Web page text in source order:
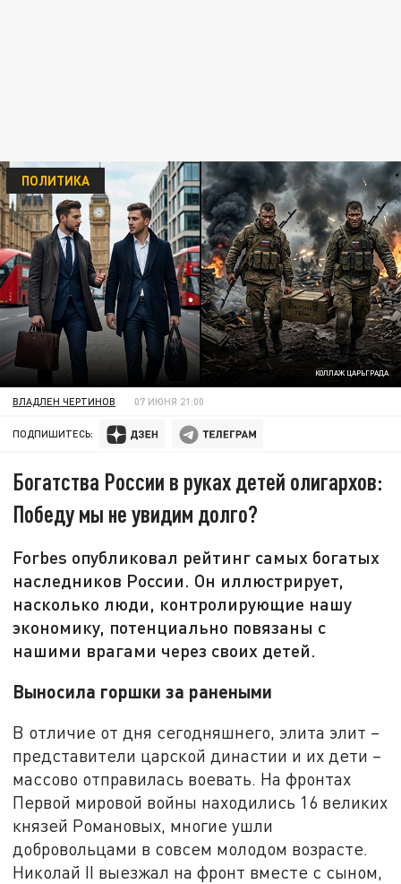
КОЛЛАЖ ЦАРЬГРАДА
ПОЛИТИКА
ВЛАДЛЕН ЧЕРТИНОВ 07 ИЮНЯ 21:00
ПОДПИШИТЕСЬ:
Богатства России в руках детей олигархов:
Победу мы не увидим долго?
Forbes опубликовал рейтинг самых богатых
наследников России. Он иллюстрирует,
насколько люди, контролирующие нашу
экономику, потенциально повязаны с
нашими врагами через своих детей.
Выносила горшки за ранеными
В отличие от дня сегодняшнего, элита элит –
представители царской династии и их дети –
массово отправилась воевать. На фронтах
Первой мировой войны находились 16 великих
князей Романовых, многие ушли
добровольцами в совсем молодом возрасте.
Николай II выезжал на фронт вместе с сыном,